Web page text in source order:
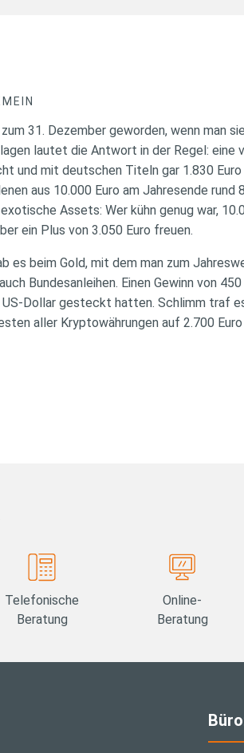
31. Dezember geworden, wenn man
lautet die Antwort in der Regel: eine
und mit deutschen Titeln gar 1.830
aus 10.000 Euro am Jahresende rund
Assets: Wer kühn genug war,
ein Plus von 3.050 Euro freuen.
es beim Gold, mit dem man zum
Bundesanleihen. Einen Gewinn von
US-Dollar gesteckt hatten. Schlimm traf
aller Kryptowährungen auf 2.700 Euro
Telefonische
Beratung
Online-
Beratung